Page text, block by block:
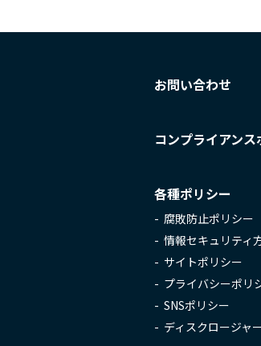
お問い合わせ
コンプライアン
各種ポリシー
腐敗防止ポリシー
情報セキュリティ
サイトポリシー
プライバシーポリ
SNSポリシー
ディスクロージャ